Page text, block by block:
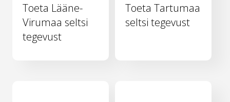
Toeta Lääne-
Virumaa seltsi
tegevust
Toeta Tartumaa
seltsi tegevust